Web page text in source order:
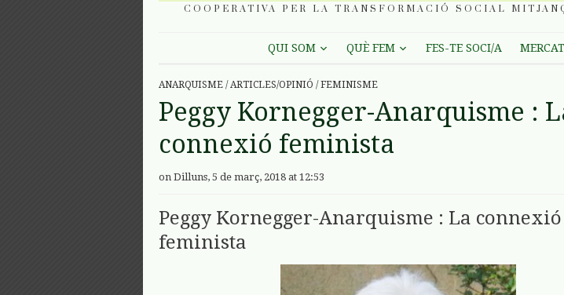
COOPERATIVA PER LA TRANSFORMACIÓ SOCIAL
QUI SOM QUÈ FEM FES-TE SOCI/A
ANARQUISME / ARTICLES/OPINIÓ / FEMINISME
Peggy Kornegger-Anarquisme :
connexió feminista
on Dilluns, 5 de març, 2018 at 12:53
Peggy Kornegger-Anarquisme : La connexió
feminista